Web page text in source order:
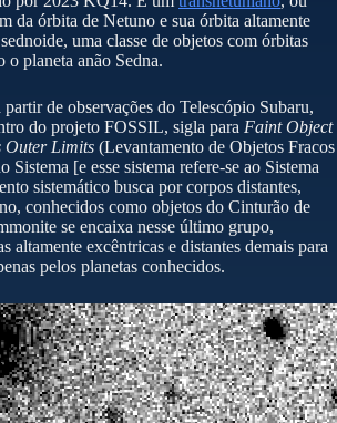
da órbita de Netuno e sua órbita altamente
uma classe de objetos com órbitas
o planeta anão Sedna.
de observações do Telescópio Subaru,
do projeto FOSSIL, sigla para Faint Object
Outer Limits (Levantamento de Objetos Fracos
Sistema [e esse sistema refere-se ao Sistema
sistemático busca por corpos distantes,
conhecidos como objetos do Cinturão de
se encaixa nesse último grupo,
altamente excêntricas e distantes demais para
pelos planetas conhecidos.